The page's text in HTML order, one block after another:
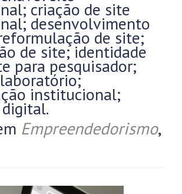
criação de site
desenvolvimento
de site;
de site; identidade
para pesquisador;
institucional;
Empreendedorismo,